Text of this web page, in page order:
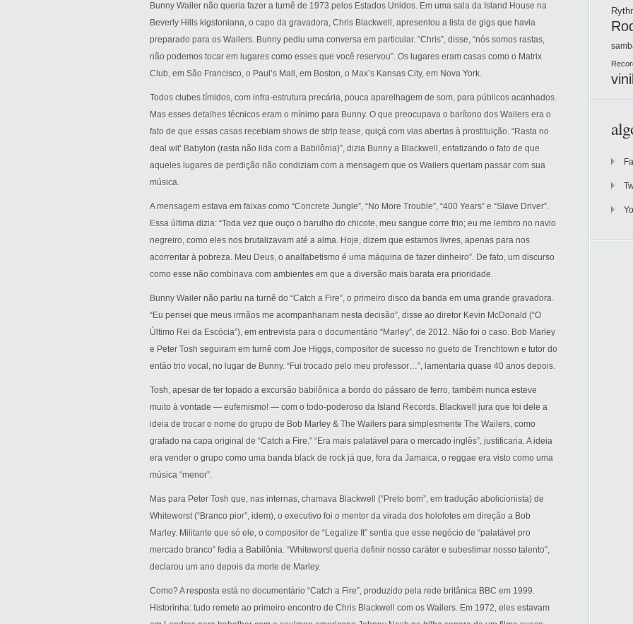
Bunny Wailer não queria fazer a turnê de 1973 pelos Estados Unidos. Em uma sala da Island House na
Beverly Hills kigstoniana, o capo da gravadora, Chris Blackwell, apresentou a lista de gigs que havia
preparado para os Wailers. Bunny pediu uma conversa em particular. “Chris”, disse, “nós somos rastas,
não podemos tocar em lugares como esses que você reservou”. Os lugares eram casas como o Matrix
Club, em São Francisco, o Paul’s Mall, em Boston, o Max’s Kansas City, em Nova York.
Todos clubes tímidos, com infra-estrutura precária, pouca aparelhagem de som, para públicos acanhados.
Mas esses detalhes técnicos eram o mínimo para Bunny. O que preocupava o barítono dos Wailers era o
fato de que essas casas recebiam shows de strip tease, quiçá com vias abertas à prostituição. “Rasta no
deal wit’ Babylon (rasta não lida com a Babilônia)”, dizia Bunny a Blackwell, enfatizando o fato de que
aqueles lugares de perdição não condiziam com a mensagem que os Wailers queriam passar com sua
música.
A mensagem estava em faixas como “Concrete Jungle”, “No More Trouble”, “400 Years” e “Slave Driver”.
Essa última dizia: “Toda vez que ouço o barulho do chicote, meu sangue corre frio; eu me lembro no navio
negreiro, como eles nos brutalizavam até a alma. Hoje, dizem que estamos livres, apenas para nos
acorrentar à pobreza. Meu Deus, o analfabetismo é uma máquina de fazer dinheiro”. De fato, um discurso
como esse não combinava com ambientes em que a diversão mais barata era prioridade.
Bunny Wailer não partiu na turnê do “Catch a Fire”, o primeiro disco da banda em uma grande gravadora.
“Eu pensei que meus irmãos me acompanhariam nesta decisão”, disse ao diretor Kevin McDonald (“O
Último Rei da Escócia”), em entrevista para o documentário “Marley”, de 2012. Não foi o caso. Bob Marley
e Peter Tosh seguiram em turnê com Joe Higgs, compositor de sucesso no gueto de Trenchtown e tutor do
então trio vocal, no lugar de Bunny. “Fui trocado pelo meu professor…”, lamentaria quase 40 anos depois.
Tosh, apesar de ter topado a excursão babilônica a bordo do pássaro de ferro, também nunca esteve
muito à vontade — eufemismo! — com o todo-poderoso da Island Records. Blackwell jura que foi dele a
ideia de trocar o nome do grupo de Bob Marley & The Wailers para simplesmente The Wailers, como
grafado na capa original de “Catch a Fire.” “Era mais palatável para o mercado inglês”, justificaria. A ideia
era vender o grupo como uma banda black de rock já que, fora da Jamaica, o reggae era visto como uma
música “menor”.
Mas para Peter Tosh que, nas internas, chamava Blackwell (“Preto bom”, em tradução abolicionista) de
Whiteworst (“Branco pior”, idem), o executivo foi o mentor da virada dos holofotes em direção a Bob
Marley. Militante que só ele, o compositor de “Legalize It” sentia que esse negócio de “palatável pro
mercado branco” fedia a Babilônia. “Whiteworst queria definir nosso caráter e subestimar nosso talento”,
declarou um ano depois da morte de Marley.
Como? A resposta está no documentário “Catch a Fire”, produzido pela rede britânica BBC em 1999.
Historinha: tudo remete ao primeiro encontro de Chris Blackwell com os Wailers. Em 1972, eles estavam
vinil